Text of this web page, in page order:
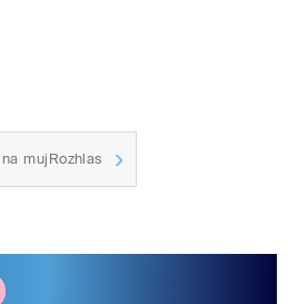
mujRozhlas